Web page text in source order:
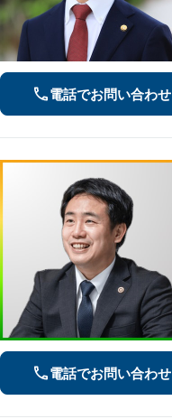
電話でお問い合わせ
電話でお問い合わせ